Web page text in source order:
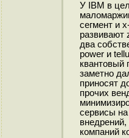
У IBM в
сегмент и
развивают
два
power и
квантовый
заметно
приносят
прочих
сервисы
компаний